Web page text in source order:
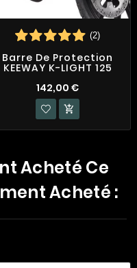
(2)
Barre De Protection
KEEWAY K-LIGHT 125
142,00 €

Acheté Ce
Acheté :